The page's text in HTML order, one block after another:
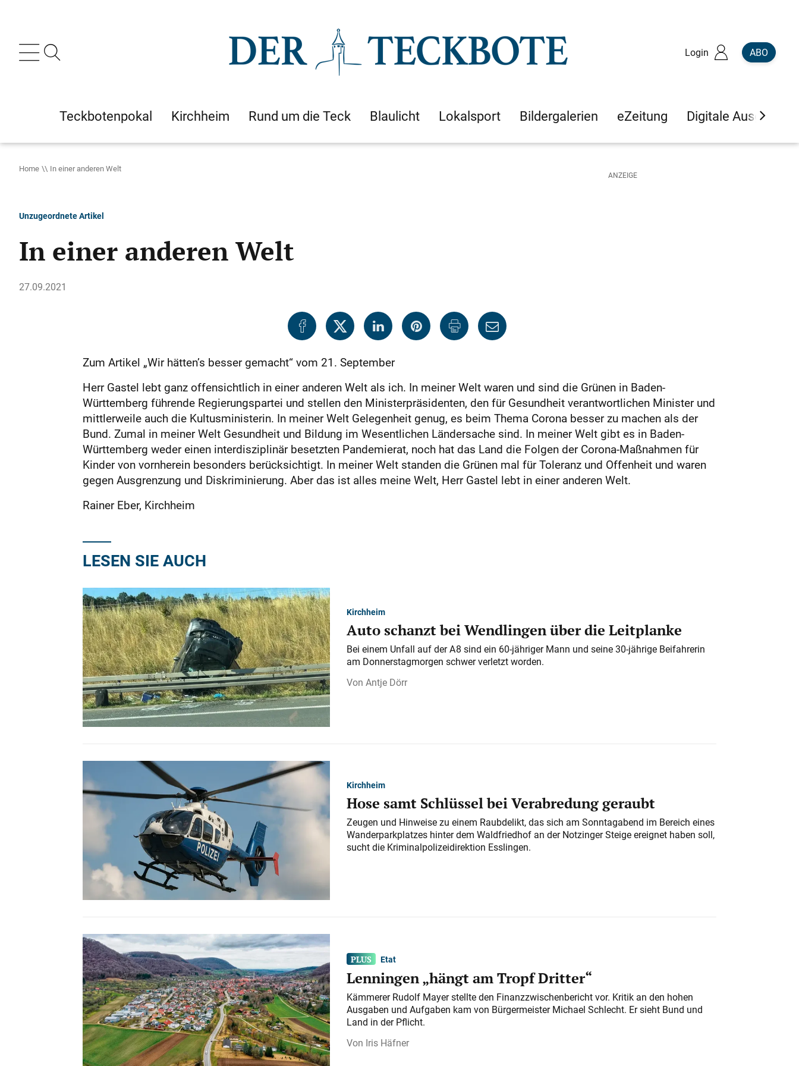
Login ABO
Teckbotenpokal Kirchheim Rund um die Teck Blaulicht Lokalsport Bildergalerien eZeitung Digitale Ausgaben
Home In einer anderen Welt
Unzugeordnete Artikel
In einer anderen Welt
27.09.2021
Zum Artikel „Wir hätten’s besser gemacht“ vom 21. September
Herr Gastel lebt ganz offensichtlich in einer anderen Welt als ich. In meiner Welt waren und sind die Grünen in Baden-
Württemberg führende Regierungspartei und stellen den Ministerpräsidenten, den für Gesundheit verantwortlichen Minister und
mittlerweile auch die Kultusministerin. In meiner Welt Gelegenheit genug, es beim Thema Corona besser zu machen als der
Bund. Zumal in meiner Welt Gesundheit und Bildung im Wesentlichen Ländersache sind. In meiner Welt gibt es in Baden-
Württemberg weder einen interdisziplinär besetzten Pandemierat, noch hat das Land die Folgen der Corona-Maßnahmen für
Kinder von vornherein besonders berücksichtigt. In meiner Welt standen die Grünen mal für Toleranz und Offenheit und waren
gegen Ausgrenzung und Diskriminierung. Aber das ist alles meine Welt, Herr Gastel lebt in einer anderen Welt.
Rainer Eber, Kirchheim
LESEN SIE AUCH
Kirchheim
Auto schanzt bei Wendlingen über die Leitplanke
Bei einem Unfall auf der A 8 sind ein 60-jähriger Mann und seine 30-jährige Beifahrerin
am Donnerstagmorgen schwer verletzt worden.
Antje Dörr
Kirchheim
Hose samt Schlüssel bei Verabredung geraubt
Zeugen und Hinweise zu einem Raubdelikt, das sich am Sonntagabend im Bereich eines
Wanderparkplatzes hinter dem Waldfriedhof an der Notzinger Steige ereignet haben soll,
sucht die Kriminalpolizeidirektion Esslingen.
Etat
Lenningen „hängt am Tropf Dritter“
Kämmerer Rudolf Mayer stellte den Finanzzwischenbericht vor. Kritik an den hohen
Ausgaben und Aufgaben kam von Bürgermeister Michael Schlecht. Er sieht Bund und
Land in der Pflicht.
Iris Häfner